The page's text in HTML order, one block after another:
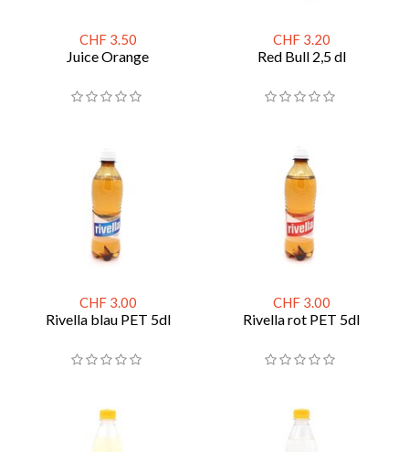
CHF 3.50
Juice Orange
CHF 3.20
Red Bull 2,5 dl
CHF 3.00
Rivella blau PET 5dl
CHF 3.00
Rivella rot PET 5dl